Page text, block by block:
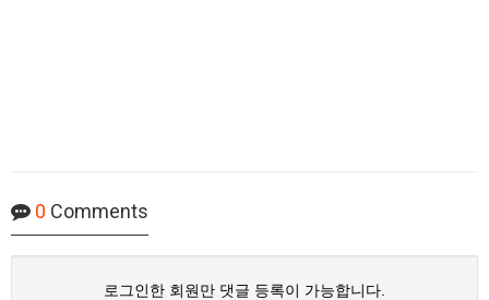
0 Comments
로그인한 회원만 댓글 등록이 가능합니다.